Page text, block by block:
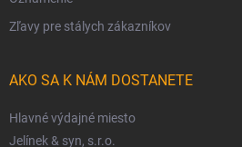
Zľavy pre stálych zákazníkov
AKO SA K NÁM DOSTANETE
Hlavné výdajné miesto
Jelínek & syn, s.r.o.